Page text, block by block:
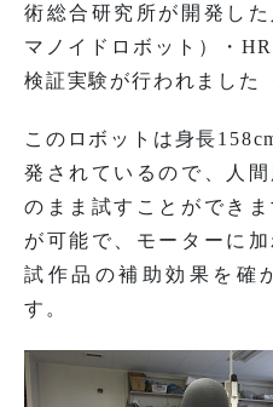
術総合研究所が開発し
マノイドロボット）・
検証実験が行われました
このロボットは身長
発されているので、人
のまま試すことができ
が可能で、モーターに
試作品の補助効果を確
す。